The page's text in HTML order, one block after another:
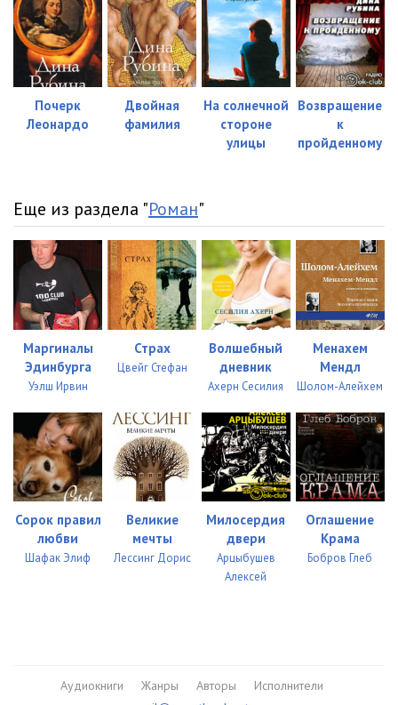
Почерк
Леонардо
Двойная
фамилия
На солнечной
стороне
улицы
Возвращение
к
пройденному
Еще из раздела "Роман"
Маргиналы
Эдинбурга
Уэлш Ирвин
Страх
Цвейг Стефан
Волшебный
дневник
Ахерн Сесилия
Менахем
Мендл
Шолом-Алейхем
Сорок правил
любви
Шафак Элиф
Великие
мечты
Лессинг Дорис
Милосердия
двери
Арцыбушев
Алексей
Оглашение
Крама
Бобров Глеб
Аудиокниги Жанры Авторы
Исполнители